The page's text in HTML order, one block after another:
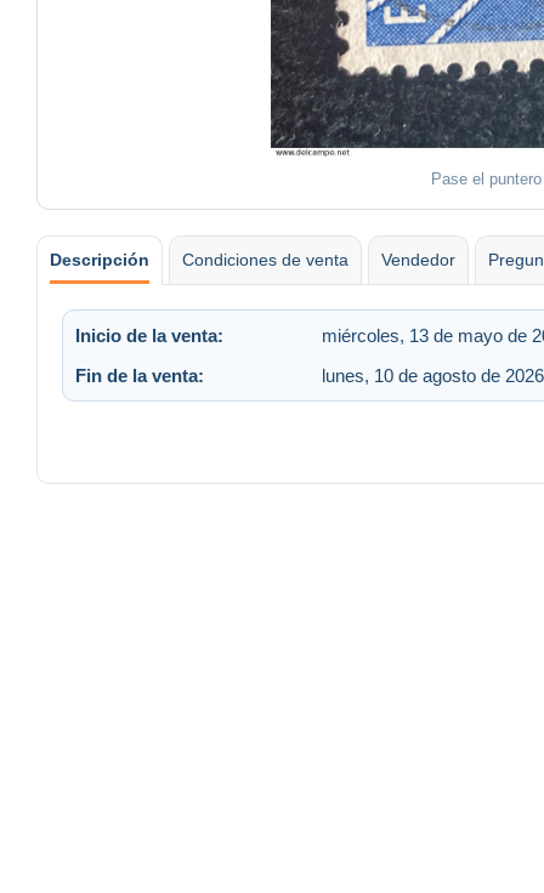
Pase el
Descripción Condiciones de venta Vendedor
Inicio de la venta:
miércoles, 13 de mayo de
Fin de la venta:
lunes, 10 de agosto de